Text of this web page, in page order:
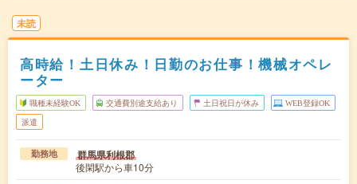
未読
高時給！土日休み！日勤のお仕事！機械オペレ
ーター
職種未経験OK 交通費別途支給あり 土日祝日が休み WEB登録OK
派遣
勤務地 群馬県利根郡
後閑駅から車10分